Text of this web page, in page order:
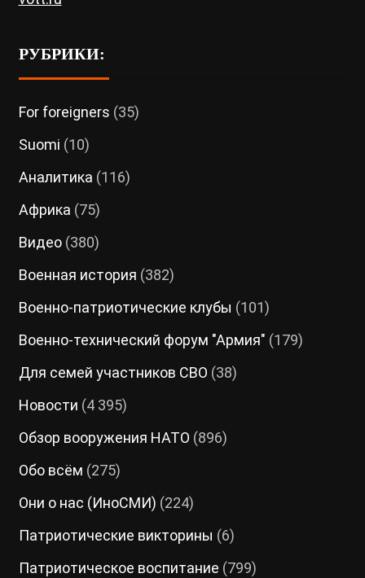
РУБРИКИ:
For foreigners (35)
Suomi (10)
Аналитика (116)
Африка (75)
Видео(380)
Военная история (382)
Военно-патриотические клубы (101)
Военно-технический форум "Армия" (179)
Для семей участников СВО (38)
Новости (4 395)
Обзор вооружения НАТО (896)
Обо всём (275)
Они о нас (ИноСМИ) (224)
Патриотические викторины (6)
Патриотическое воспитание (799)